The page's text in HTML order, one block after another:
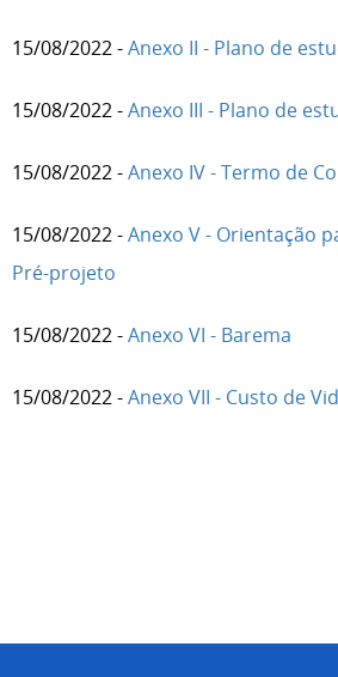
15/08/2022 -Anexo II - Plano de
15/08/2022 -Anexo III - Plano de
15/08/2022 -Anexo IV - Termo de
15/08/2022 -Anexo V - Orientação
Pré-projeto
15/08/2022 -Anexo VI - Barema
15/08/2022 -Anexo VII - Custo de